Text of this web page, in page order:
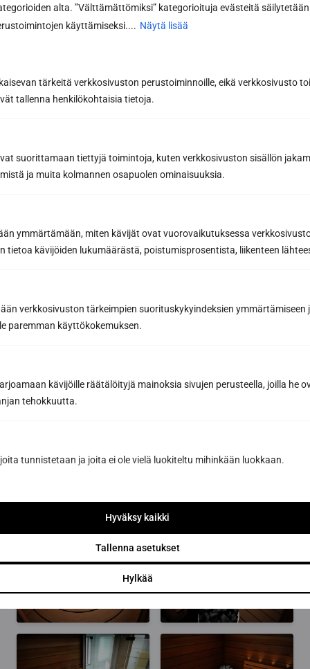
alta. ”Välttämättömiksi” kategorioituja evästeitä säilytetään
käyttämiseksi.... Näytä lisää
tärkeitä verkkosivuston perustoiminnoille, eikä verkkosivusto
tallenna henkilökohtaisia tietoja.
suorittamaan tiettyjä toimintoja, kuten verkkosivuston sisällön
ja muita kolmannen osapuolen ominaisuuksia.
ymmärtämään, miten kävijät ovat vuorovaikutuksessa
tietoa kävijöiden lukumäärästä, poistumisprosentista, liikenteen
verkkosivuston tärkeimpien suorituskykyindeksien ymmärtämiseen
paremman käyttökokemuksen.
kävijöille räätälöityjä mainoksia sivujen perusteella, joilla he
tehokkuutta.
tunnistetaan ja joita ei ole vielä luokiteltu mihinkään luokkaan.
Hylkää
Tallenna asetukset
Hyväksy kaikki
Wave-mallisto